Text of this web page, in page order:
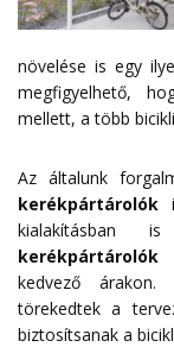
növelése is egy
megfigyelhető,
mellett, a több
Az általunk
kerékpártárolók
kialakításban
kerékpártárolók
kedvező
törekedtek a
biztosítsanak a